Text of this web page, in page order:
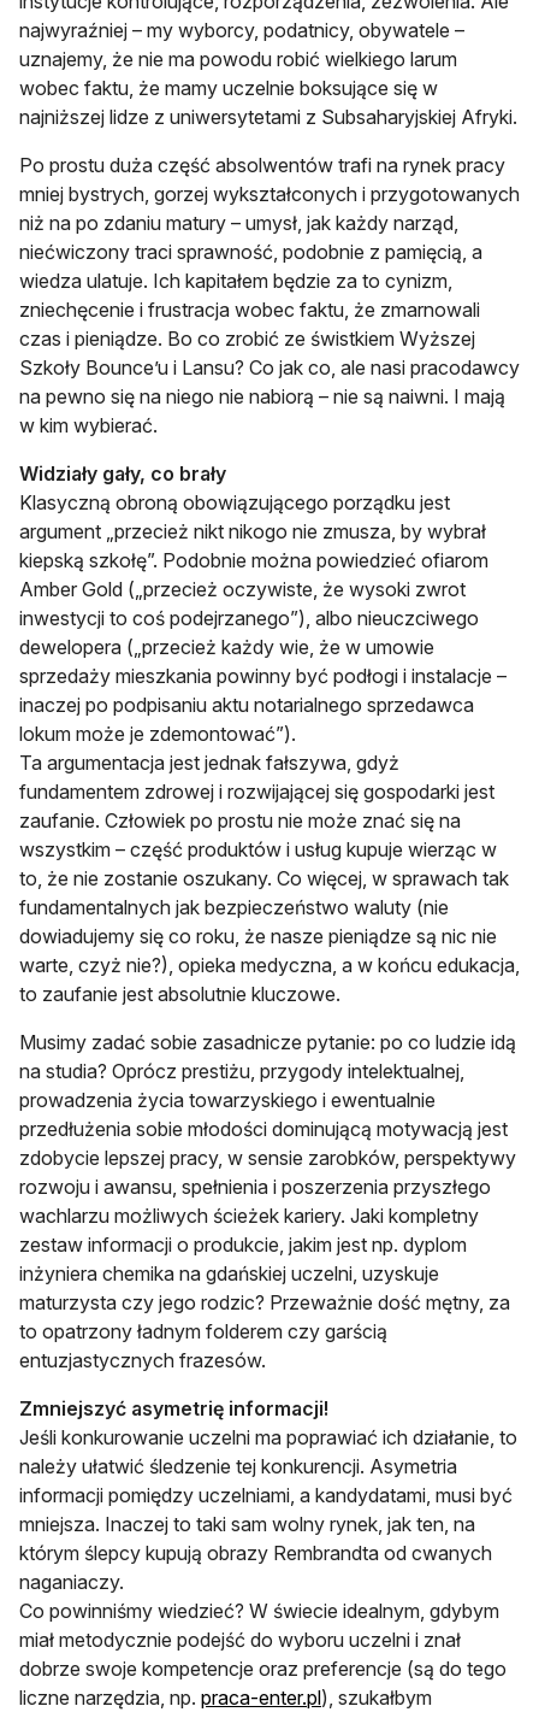
najwyraźniej – my wyborcy, podatnicy, obywatele –
uznajemy, że nie ma powodu robić wielkiego larum
wobec faktu, że mamy uczelnie boksujące się w
najniższej lidze z uniwersytetami z Subsaharyjskiej Afryki.
Po prostu duża część absolwentów trafi na rynek pracy
mniej bystrych, gorzej wykształconych i przygotowanych
niż na po zdaniu matury – umysł, jak każdy narząd,
niećwiczony traci sprawność, podobnie z pamięcią, a
wiedza ulatuje. Ich kapitałem będzie za to cynizm,
zniechęcenie i frustracja wobec faktu, że zmarnowali
czas i pieniądze. Bo co zrobić ze świstkiem Wyższej
Szkoły Bounce’u i Lansu? Co jak co, ale nasi pracodawcy
na pewno się na niego nie nabiorą – nie są naiwni. I mają
w kim wybierać.
Widziały gały, co brały
Klasyczną obroną obowiązującego porządku jest
argument „przecież nikt nikogo nie zmusza, by wybrał
kiepską szkołę”. Podobnie można powiedzieć ofiarom
Amber Gold („przecież oczywiste, że wysoki zwrot
inwestycji to coś podejrzanego”), albo nieuczciwego
dewelopera („przecież każdy wie, że w umowie
sprzedaży mieszkania powinny być podłogi i instalacje –
inaczej po podpisaniu aktu notarialnego sprzedawca
lokum może je zdemontować”).
Ta argumentacja jest jednak fałszywa, gdyż
fundamentem zdrowej i rozwijającej się gospodarki jest
zaufanie. Człowiek po prostu nie może znać się na
wszystkim – część produktów i usług kupuje wierząc w
to, że nie zostanie oszukany. Co więcej, w sprawach tak
fundamentalnych jak bezpieczeństwo waluty (nie
dowiadujemy się co roku, że nasze pieniądze są nic nie
warte, czyż nie?), opieka medyczna, a w końcu edukacja,
to zaufanie jest absolutnie kluczowe.
Musimy zadać sobie zasadnicze pytanie: po co ludzie idą
na studia? Oprócz prestiżu, przygody intelektualnej,
prowadzenia życia towarzyskiego i ewentualnie
przedłużenia sobie młodości dominującą motywacją jest
zdobycie lepszej pracy, w sensie zarobków, perspektywy
rozwoju i awansu, spełnienia i poszerzenia przyszłego
wachlarzu możliwych ścieżek kariery. Jaki kompletny
zestaw informacji o produkcie, jakim jest np. dyplom
inżyniera chemika na gdańskiej uczelni, uzyskuje
maturzysta czy jego rodzic? Przeważnie dość mętny, za
to opatrzony ładnym folderem czy garścią
entuzjastycznych frazesów.
Zmniejszyć asymetrię informacji!
Jeśli konkurowanie uczelni ma poprawiać ich działanie, to
należy ułatwić śledzenie tej konkurencji. Asymetria
informacji pomiędzy uczelniami, a kandydatami, musi być
mniejsza. Inaczej to taki sam wolny rynek, jak ten, na
którym ślepcy kupują obrazy Rembrandta od cwanych
naganiaczy.
Co powinniśmy wiedzieć? W świecie idealnym, gdybym
miał metodycznie podejść do wyboru uczelni i znał
dobrze swoje kompetencje oraz preferencje (są do tego
liczne narzędzia, np. praca-enter.pl), szukałbym